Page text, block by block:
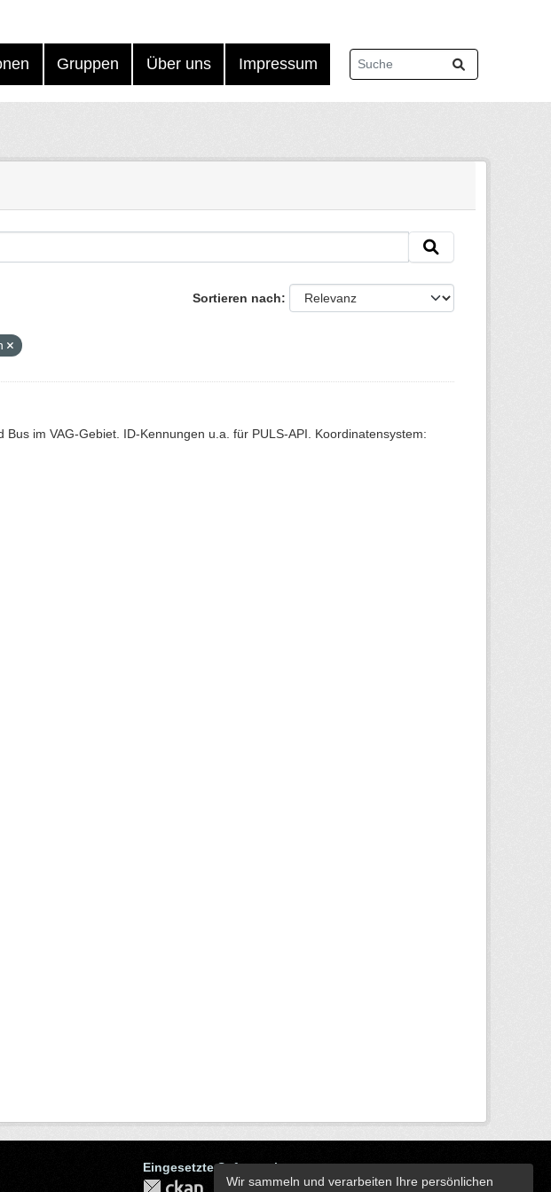
Gruppen Über uns Impressum
Sortieren nach
im VAG-Gebiet. ID-Kennungen u.a. für PULS-API. Koordinatensystem:
Eingesetzte Software ist
Wir sammeln und verarbeiten Ihre persönlichen